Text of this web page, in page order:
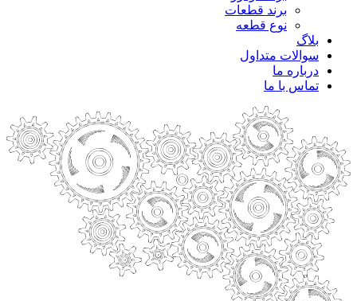
برند قطعات
نوع قطعه
بلاگ
سوالات متداول
درباره ما
تماس با ما